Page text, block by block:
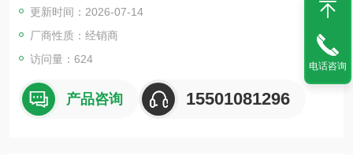
更新时间：2026-07-14
厂商性质：经销商
访问量：624
产品咨询 15501081296
电话咨询